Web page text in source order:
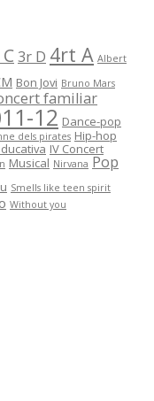
3r D 4rt A Albert
Bon Jovi Bruno Mars
familiar
12 Dance-pop
dels pirates Hip-hop
IV Concert
Musical Nirvana Pop
Smells like teen spirit
Without you